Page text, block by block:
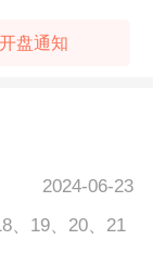
开盘通知
2024-06-23
、19、20、21